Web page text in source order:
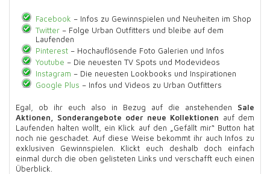
Facebook – Infos zu Gewinnspielen und Neuheiten im Shop
Twitter– Folge Urban Outfitters und bleibe auf dem
Laufenden
Pinterest– Hochauflösende Foto Galerien und Infos
Youtube – Die neuesten TV Spots und Modevideos
Instagram – Die neuesten Lookbooks und Inspirationen
Google Plus – Infos und Videos zu Urban Outfitters
Egal, ob ihr euch also in Bezug auf die anstehenden Sale
Aktionen, Sonderangebote oder neue Kollektionen auf dem
Laufenden halten wollt, ein Klick auf den „Gefällt mir“ Button hat
noch nie geschadet. Auf diese Weise bekommt ihr auch Infos zu
exklusiven Gewinnspielen. Klickt euch deshalb doch einfach
einmal durch die oben gelisteten Links und verschafft euch einen
Überblick.